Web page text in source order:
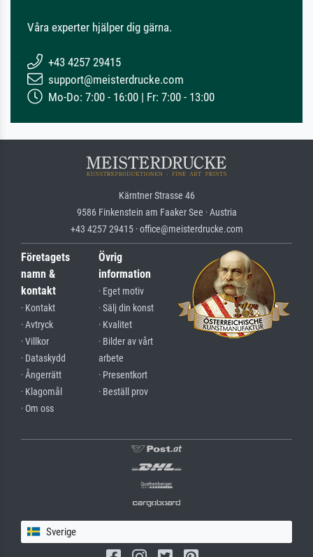
Våra experter hjälper dig gärna.
+43 4257 29415
support@meisterdrucke.com
Mo-Do: 7:00 - 16:00 | Fr: 7:00 - 13:00
Kärntner Strasse 46
9586 Finkenstein am Faaker See · Austria
+43 4257 29415 · office@meisterdrucke.com
Företagets
namn &
kontakt
· Kontakt
· Avtryck
· Villkor
· Dataskydd
· Ångerrätt
· Klagomål
· Om oss
Övrig
information
· Eget motiv
· Sälj din konst
· Kvalitet
· Bilder av vårt
arbete
· Presentkort
· Beställ prov
Sverige